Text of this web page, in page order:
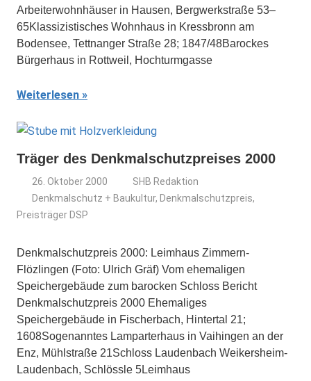
Arbeiterwohnhäuser in Hausen, Bergwerkstraße 53–
65Klassizistisches Wohnhaus in Kressbronn am
Bodensee, Tettnanger Straße 28; 1847/48Barockes
Bürgerhaus in Rottweil, Hochturmgasse
Weiterlesen
Träger des Denkmalschutzpreises 2000
26. Oktober 2000
SHB Redaktion
Denkmalschutz + Baukultur, Denkmalschutzpreis,
Preisträger DSP
Denkmalschutzpreis 2000: Leimhaus Zimmern-
Flözlingen (Foto: Ulrich Gräf) Vom ehemaligen
Speichergebäude zum barocken Schloss Bericht
Denkmalschutzpreis 2000 Ehemaliges
Speichergebäude in Fischerbach, Hintertal 21;
1608Sogenanntes Lamparterhaus in Vaihingen an der
Enz, Mühlstraße 21Schloss Laudenbach Weikersheim-
Laudenbach, Schlössle 5Leimhaus